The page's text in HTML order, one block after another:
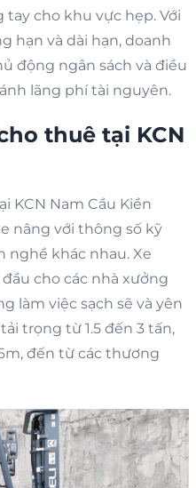
tay cho khu vực hẹp. Với
hạn và dài hạn, doanh
động ngân sách và điều
lãng phí tài nguyên.
thuê tại KCN
KCN Nam Cầu Kiền
nâng với thông số kỹ
khác nhau. Xe
cho các nhà xưởng
làm việc sạch sẽ và yên
trọng từ 1.5 đến 3 tấn,
đến từ các thương